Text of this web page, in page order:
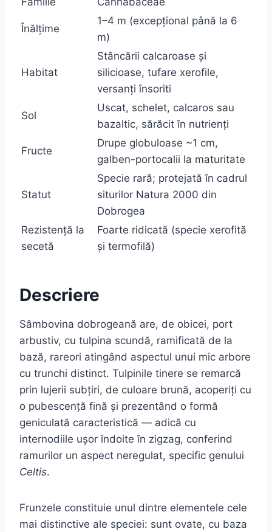
Înălțime
1–4 m (excepțional până la 6
m)
Habitat
Stâncării calcaroase și
silicioase, tufare xerofile,
versanți însoriti
Sol
Uscat, schelet, calcaros sau
bazaltic, sărăcit în nutrienți
Fructe
Drupe globuloase ~1 cm,
galben-portocalii la maturitate
Statut
Specie rară; protejată în cadrul
siturilor Natura 2000 din
Dobrogea
Rezistență la
secetă
Foarte ridicată (specie xerofită
și termofilă)
Descriere
Sâmbovina dobrogeană are, de obicei, port
arbustiv, cu tulpina scundă, ramificată de la
bază, rareori atingând aspectul unui mic arbore
cu trunchi distinct. Tulpinile tinere se remarcă
prin lujerii subțiri, de culoare brună, acoperiți cu
o pubescență fină și prezentând o formă
geniculată caracteristică — adică cu
internodiile ușor îndoite în zigzag, conferind
ramurilor un aspect neregulat, specific genului
Celtis.
Frunzele constituie unul dintre elementele cele
mai distinctive ale speciei: sunt ovate, cu baza